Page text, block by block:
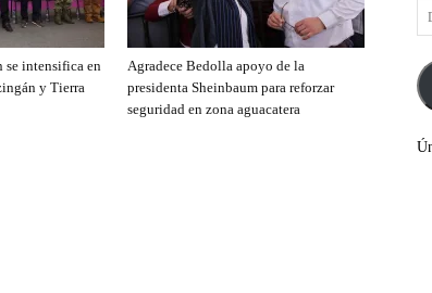
se intensifica en
y Tierra
Agradece Bedolla apoyo de la
presidenta Sheinbaum para reforzar
seguridad en zona aguacatera
de